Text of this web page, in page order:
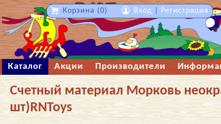
Каталог Акции Производители
Счетный материал Морковь
шт)RNToys
Корзина (0) Вход Регистрация